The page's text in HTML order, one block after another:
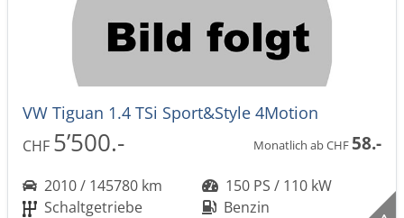
VW Tiguan 1.4 TSi Sport&Style 4Motion
CHF 5’500.- Monatlich ab CHF 58.-
2010 / 145780 km
150 PS / 110 kW
Schaltgetriebe
Benzin